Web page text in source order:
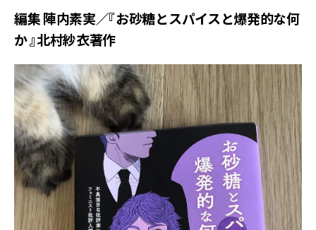
編集 陣内素実／『お砂糖とスパイスと爆発的な何
か 』北村紗衣著作